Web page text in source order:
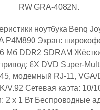
RW GRA-4082N.
ноутбука Benq
P4M890 Экран:
Мб DDR2 SDRAM
8X DVD Super-
модемный RJ-11,
Сетевая карта: 10/
2 x 1 Вт Беспроводные